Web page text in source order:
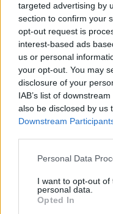
targeted advertising by
section to confirm your
opt-out request is
interest-based ads
us or personal
your opt-out. You may
disclosure of your
IAB’s list of
also be disclosed by us
Downstream
Please note that this
not limited to your visit
grant or deny consent
use your data for
Personal Data
I want to opt-out
personal data.
Opted In
A január 28-a óta
remekművet mutat be a
A kiállított festmények
gyűjteményekből,
érkezett Budapestre.
El Greco,
Meléndezalkotásai
Az április 30-ig látható